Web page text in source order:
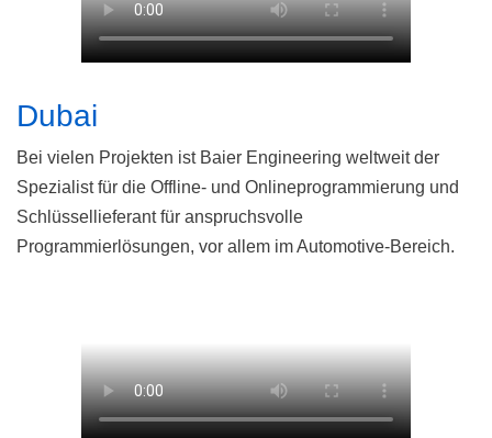
Dubai
Bei vielen Projekten ist Baier Engineering weltweit der
Spezialist für die Offline- und Onlineprogrammierung und
Schlüssellieferant für anspruchsvolle
Programmierlösungen, vor allem im Automotive-Bereich.